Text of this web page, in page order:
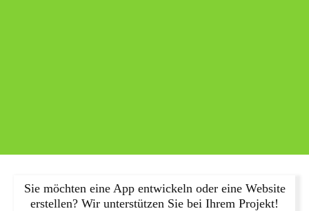
Sie möchten eine App entwickeln oder eine Website
erstellen? Wir unterstützen Sie bei Ihrem Projekt!